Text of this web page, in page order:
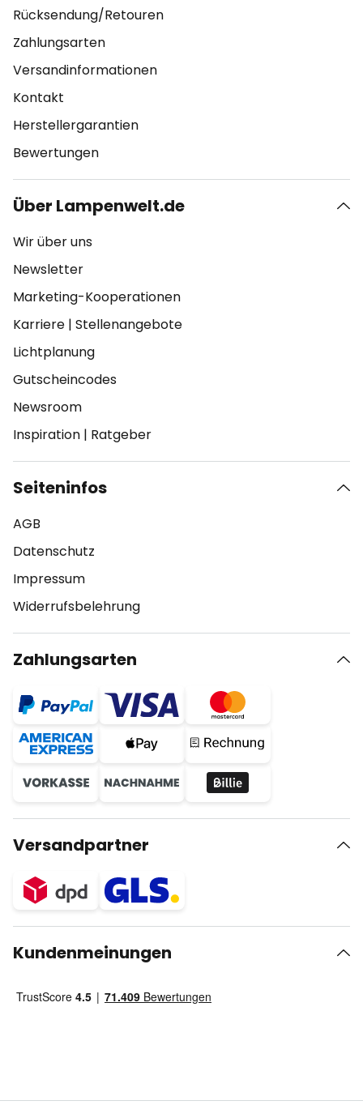
Rücksendung/Retouren
Zahlungsarten
Versandinformationen
Kontakt
Herstellergarantien
Bewertungen
Über Lampenwelt.de
Wir über uns
Newsletter
Marketing-Kooperationen
Karriere | Stellenangebote
Lichtplanung
Gutscheincodes
Newsroom
Inspiration | Ratgeber
Seiteninfos
AGB
Datenschutz
Impressum
Widerrufsbelehrung
Zahlungsarten
Versandpartner
Kundenmeinungen